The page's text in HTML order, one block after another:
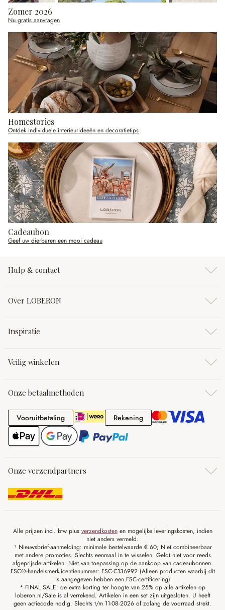
Zomer 2026
Nu gratis aanvragen
Homestories
Ontdek individuele interieurideeën en decoratietips
Cadeaubon
Geef uw dierbaren een mooi cadeau
Hulp & contact
Over LOBERON
Inspiratie
Veilig winkelen
Onze betaalmethoden
VooruitbetalingVooruitbetaling RekeningRekening
Onze verzendpartners
Alle prijzen incl. btw plus verzendkostenen mogelijke leveringskosten, indien
niet anders vermeld.
¹ Nieuwsbrief-aanmelding: minimale bestelwaarde € 60; Niet combineerbaar
met andere promoties. Slechts eenmaal in te wisselen. Geldt niet voor reeds
afgeprijsde artikelen. Niet van toepassing op de aankoop van cadeaubonnen.
FSC®-handelsmerklicentienummer: FSC-C136992 (Alleen producten waarbij dit
is aangegeven hebben een FSC-certificering)
* FINAL SALE: de extra korting ter hoogte van 25% op alle artikelen op
loberon.nl/Sale is al verrekend. Artikelen in een set zijn uitgesloten. U heeft
geen actiecode nodig. Slechts t/m 11-08-2026 of zolang de voorraad strekt.